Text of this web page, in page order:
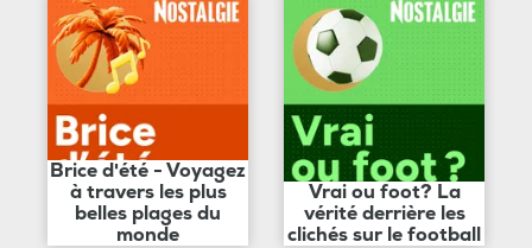
Brice d'été - Voyagez
à travers les plus
belles plages du
monde
Vrai ou foot? La
vérité derrière les
clichés sur le football